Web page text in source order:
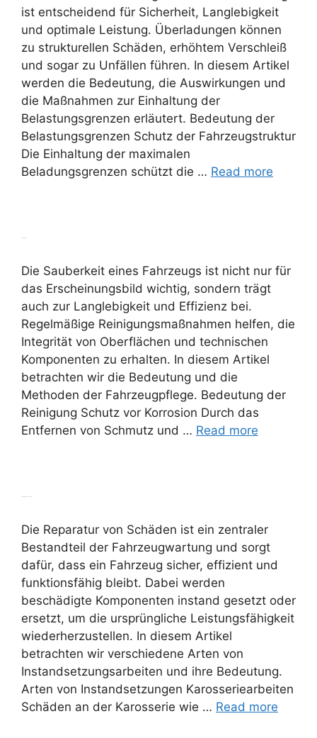
ist entscheidend für Sicherheit, Langlebigkeit
und optimale Leistung. Überladungen können
zu strukturellen Schäden, erhöhtem Verschleiß
und sogar zu Unfällen führen. In diesem Artikel
werden die Bedeutung, die Auswirkungen und
die Maßnahmen zur Einhaltung der
Belastungsgrenzen erläutert. Bedeutung der
Belastungsgrenzen Schutz der Fahrzeugstruktur
Die Einhaltung der maximalen
Beladungsgrenzen schützt die … Read more
Die Sauberkeit eines Fahrzeugs ist nicht nur für
das Erscheinungsbild wichtig, sondern trägt
auch zur Langlebigkeit und Effizienz bei.
Regelmäßige Reinigungsmaßnahmen helfen, die
Integrität von Oberflächen und technischen
Komponenten zu erhalten. In diesem Artikel
betrachten wir die Bedeutung und die
Methoden der Fahrzeugpflege. Bedeutung der
Reinigung Schutz vor Korrosion Durch das
Entfernen von Schmutz und … Read more
Die Reparatur von Schäden ist ein zentraler
Bestandteil der Fahrzeugwartung und sorgt
dafür, dass ein Fahrzeug sicher, effizient und
funktionsfähig bleibt. Dabei werden
beschädigte Komponenten instand gesetzt oder
ersetzt, um die ursprüngliche Leistungsfähigkeit
wiederherzustellen. In diesem Artikel
betrachten wir verschiedene Arten von
Instandsetzungsarbeiten und ihre Bedeutung.
Arten von Instandsetzungen Karosseriearbeiten
Schäden an der Karosserie wie … Read more